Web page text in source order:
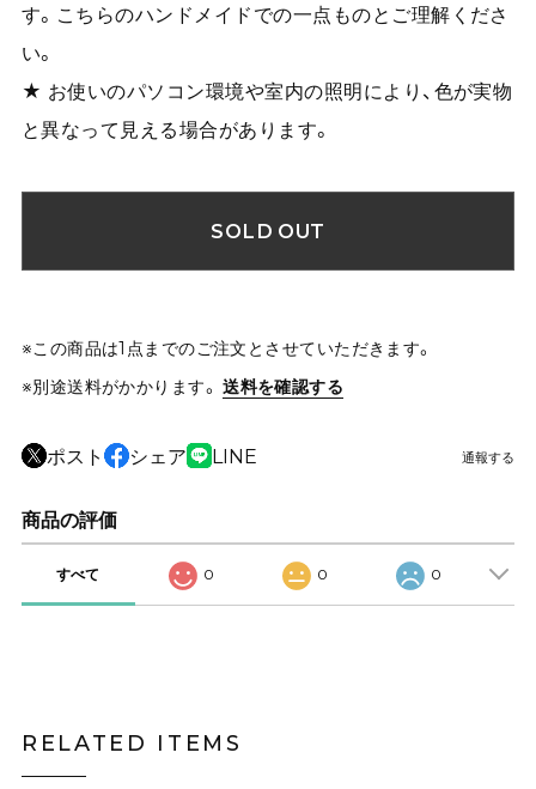
す。こちらのハンドメイドでの一点ものとご理解くださ
い。
★ お使いのパソコン環境や室内の照明により、色が実物
と異なって見える場合があります。
SOLD OUT
※この商品は1点までのご注文とさせていただきます。
※別途送料がかかります。 送料を確認する
ポスト シェア LINE 通報する
商品の評価
すべて 0 0 0
RELATED ITEMS